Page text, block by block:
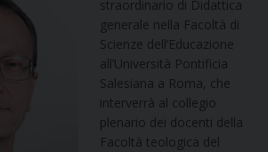
straordinario di Didattica
generale nella Facoltà di
Scienze dell’Educazione
all’Università Pontificia
Salesiana a Roma, che
interverrà al collegio
plenario dei docenti della
Facoltà teologica del